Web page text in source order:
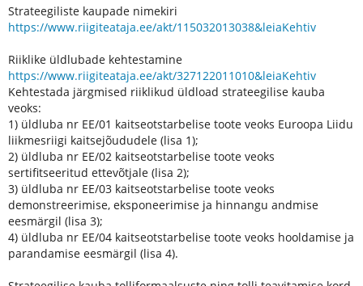
Strateegiliste kaupade nimekiri
https://www.riigiteataja.ee/akt/115032013038&leiaKehtiv
Riiklike üldlubade kehtestamine
https://www.riigiteataja.ee/akt/327122011010&leiaKehtiv
Kehtestada järgmised riiklikud üldload strateegilise kauba
veoks:
1) üldluba nr EE/01 kaitseotstarbelise toote veoks Euroopa Liidu
liikmesriigi kaitsejõududele (lisa 1);
2) üldluba nr EE/02 kaitseotstarbelise toote veoks
sertifitseeritud ettevõtjale (lisa 2);
3) üldluba nr EE/03 kaitseotstarbelise toote veoks
demonstreerimise, eksponeerimise ja hinnangu andmise
eesmärgil (lisa 3);
4) üldluba nr EE/04 kaitseotstarbelise toote veoks hooldamise ja
parandamise eesmärgil (lisa 4).